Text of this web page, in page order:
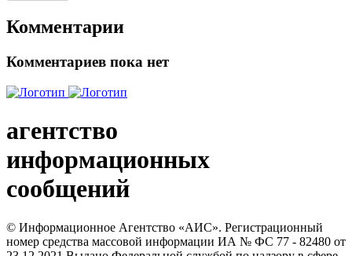
Комментарии
Комментариев пока нет
агентство
информационных
сообщений
© Информационное Агентство «АИС». Регистрационный
номер средства массовой информации ИА № ФС 77 - 82480 от